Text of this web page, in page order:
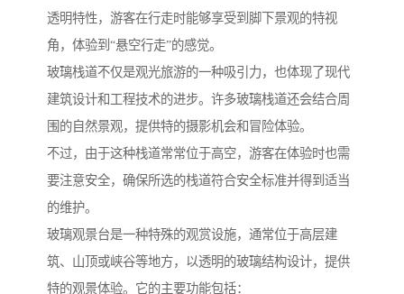
透明特性，游客在行走时能够享受到脚下景观的特视
角，体验到“悬空行走”的感觉。
玻璃栈道不仅是观光旅游的一种吸引力，也体现了现代
建筑设计和工程技术的进步。许多玻璃栈道还会结合周
围的自然景观，提供特的摄影机会和冒险体验。
不过，由于这种栈道常常位于高空，游客在体验时也需
要注意安全，确保所选的栈道符合安全标准并得到适当
的维护。
玻璃观景台是一种特殊的观赏设施，通常位于高层建
筑、山顶或峡谷等地方，以透明的玻璃结构设计，提供
特的观景体验。它的主要功能包括：